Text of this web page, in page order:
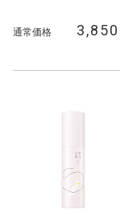
通常価格 3,850